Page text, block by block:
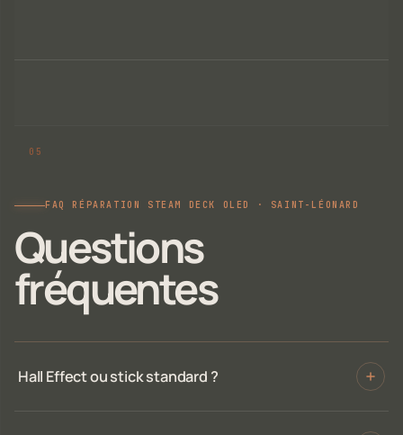
FAQ RÉPARATION STEAM DECK OLED · SAINT-LÉONARD
Questions
fréquentes
Hall Effect ou stick standard ?